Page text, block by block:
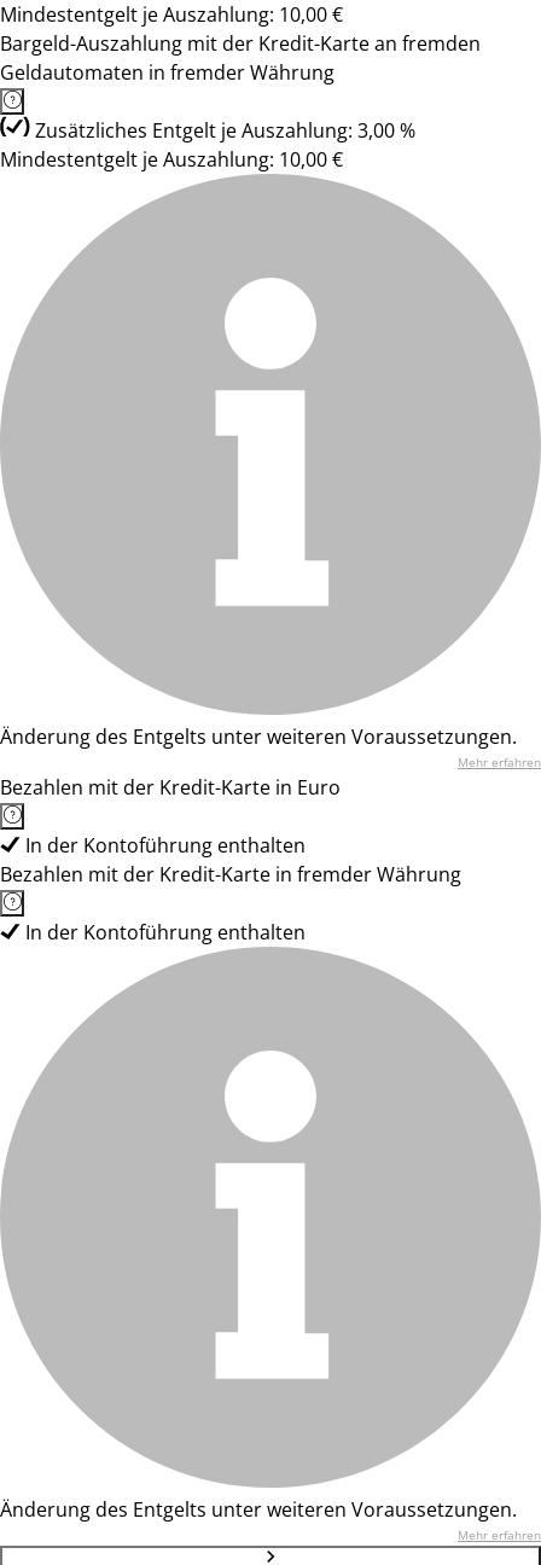
Mindestentgelt je Auszahlung: 10,00 €
Bargeld-Auszahlung mit der Kredit-Karte an fremden
Geldautomaten in fremder Währung
Zusätzliches Entgelt je Auszahlung: 3,00 %
Mindestentgelt je Auszahlung: 10,00 €
Änderung des Entgelts unter weiteren Voraussetzungen.
Mehr erfahren
Bezahlen mit der Kredit-Karte in Euro
In der Kontoführung enthalten
Bezahlen mit der Kredit-Karte in fremder Währung
In der Kontoführung enthalten
Änderung des Entgelts unter weiteren Voraussetzungen.
Mehr erfahren